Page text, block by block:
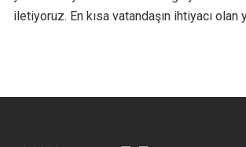
iletiyoruz. En kısa vatandaşın ihtiyacı